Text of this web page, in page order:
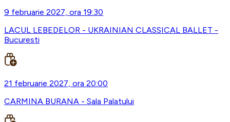
9 februarie 2027, ora 19:30
LACUL LEBEDELOR - UKRAINIAN CLASSICAL BALLET -
Bucuresti
21 februarie 2027, ora 20:00
CARMINA BURANA - Sala Palatului